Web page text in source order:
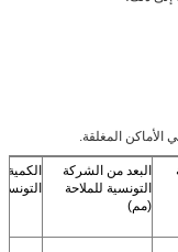
البعد من الشركة
التونسية للملاحة
(مم)
الكمية